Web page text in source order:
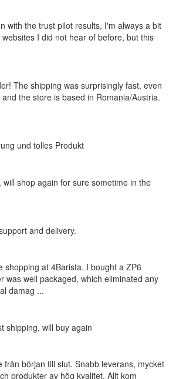
with the trust pilot results, I'm always a bit
I did not hear of before, but this
The shipping was surprisingly fast, even
the store is based in Romania/Austria.
und tolles Produkt
will shop again for sure sometime in the
and delivery.
shopping at 4Barista. I bought a ZP6
was well packaged, which eliminated any
damag ...
shipping, will buy again
från början till slut. Snabb leverans, mycket
produkter av hög kvalitet. Allt kom